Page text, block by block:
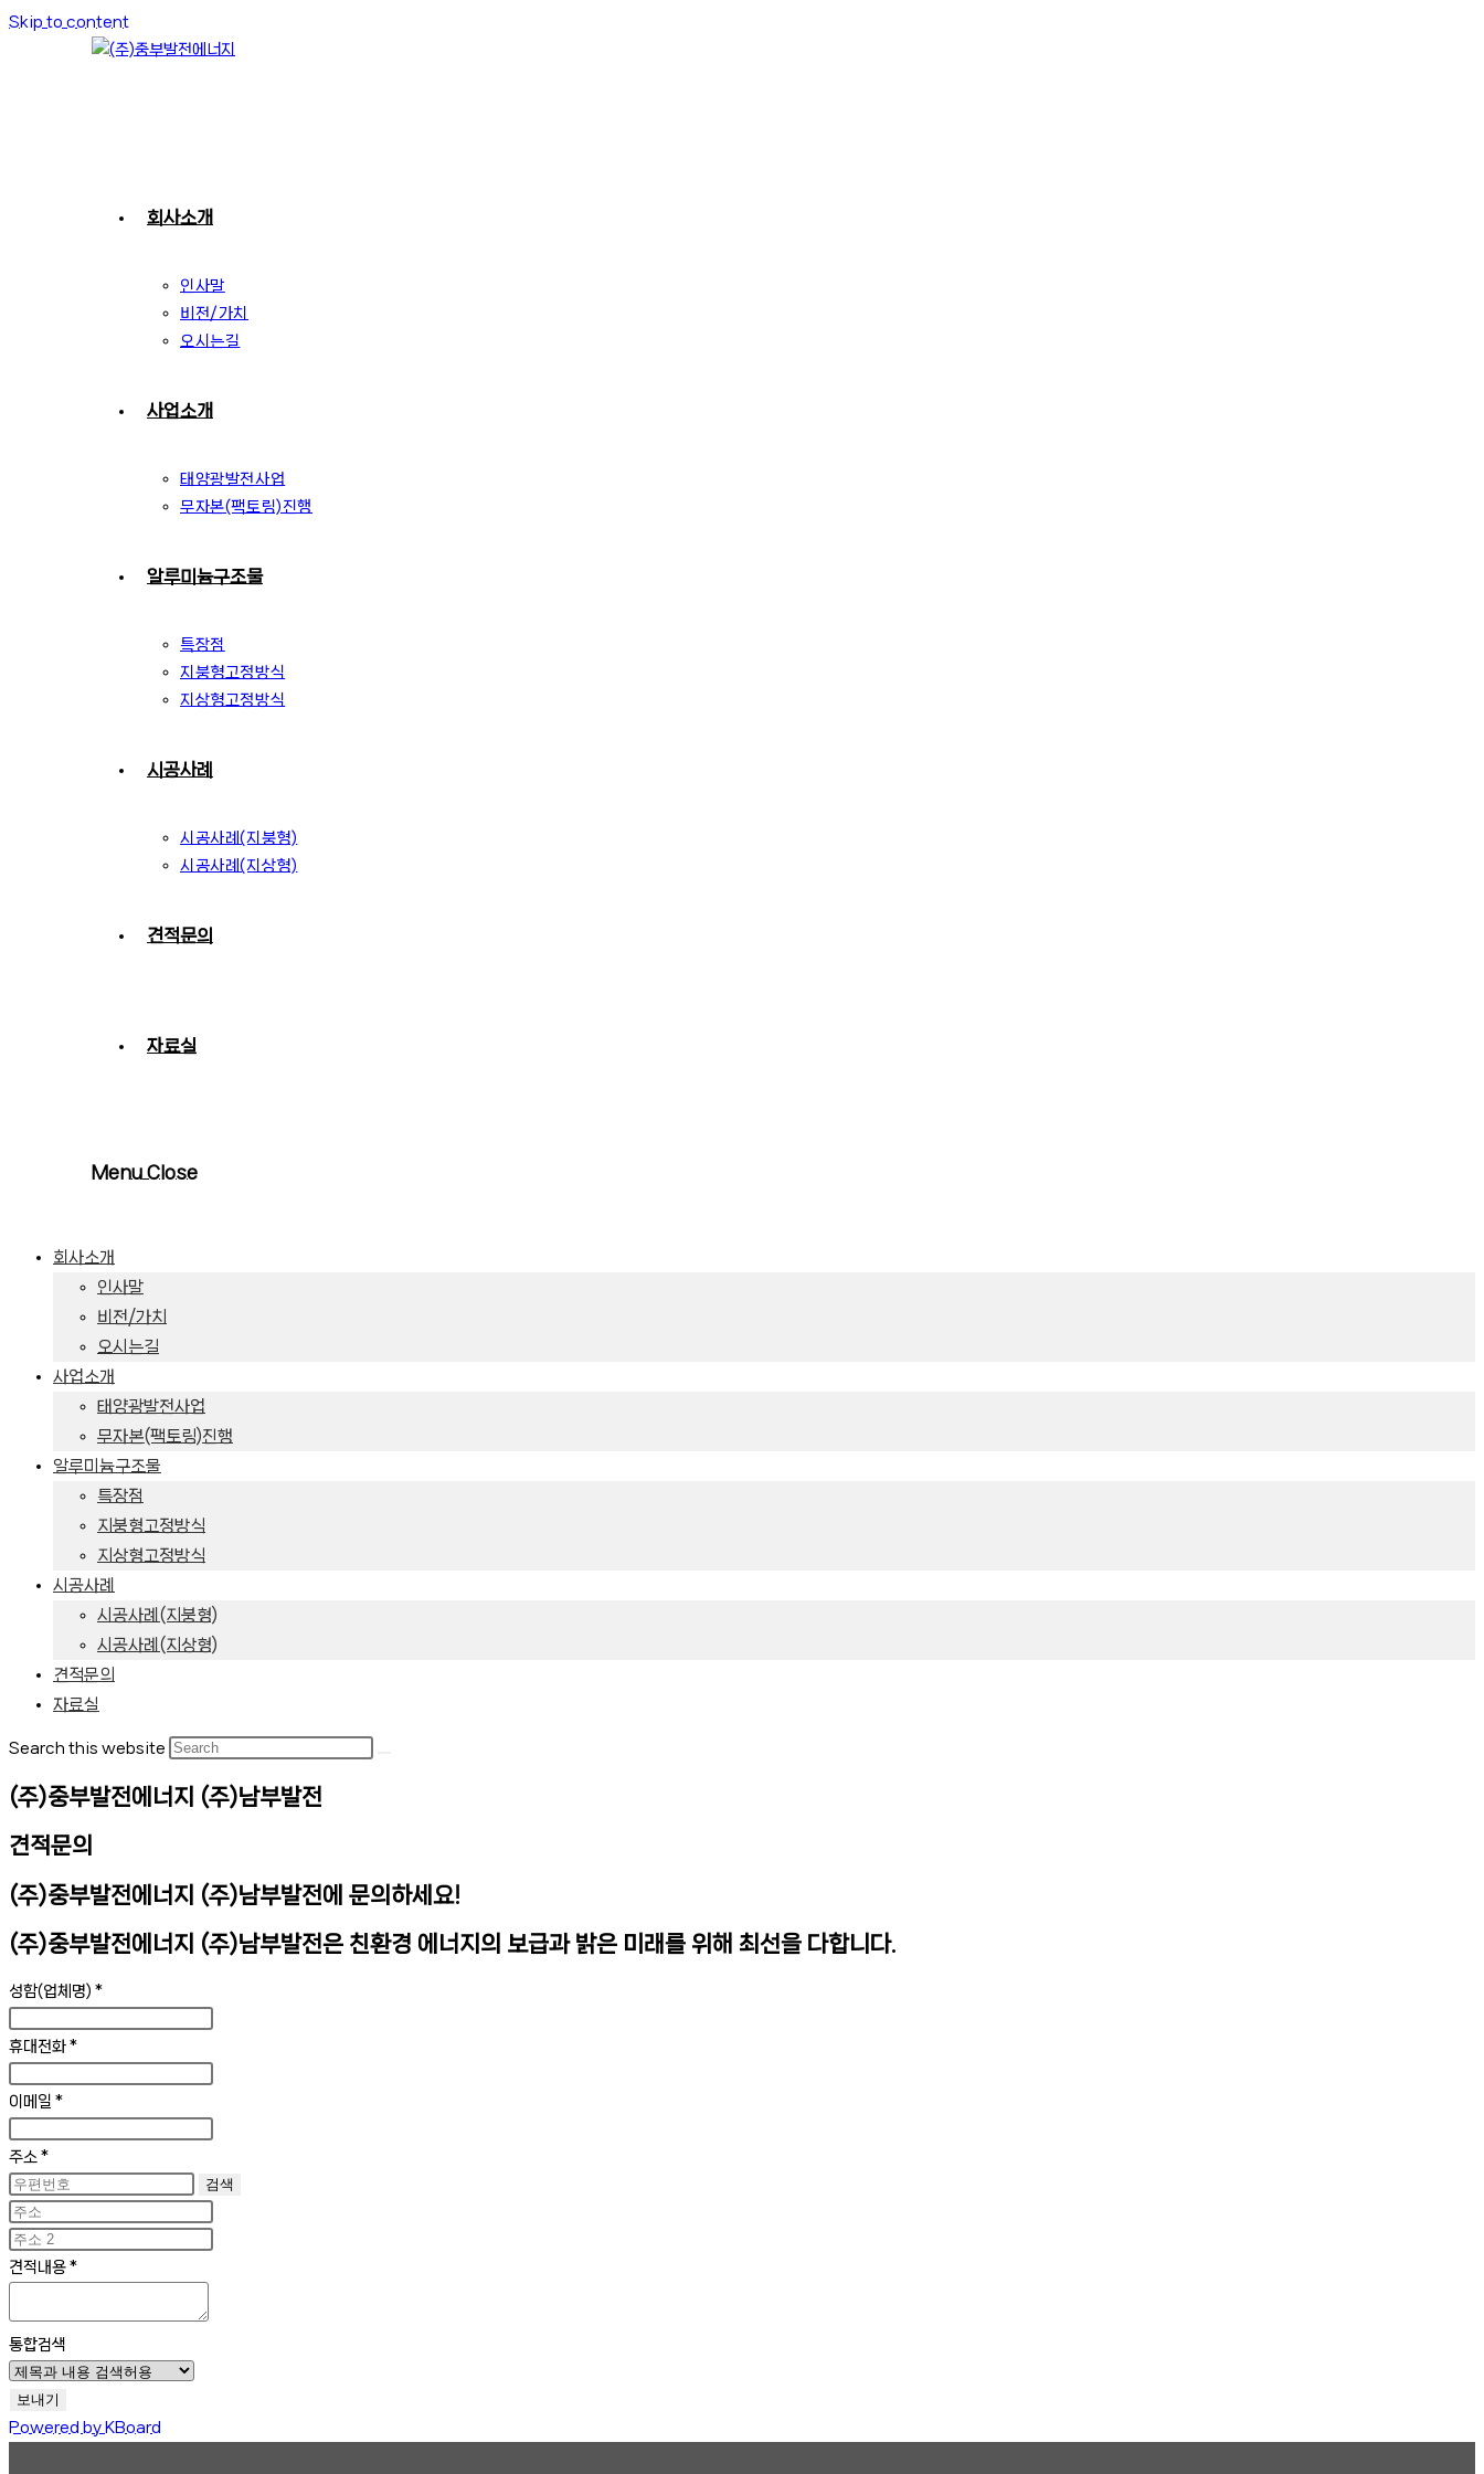
Skip to content
회사소개
인사말
비전/가치
오시는길
사업소개
태양광발전사업
무자본(팩토링)진행
알루미늄구조물
특장점
지붕형고정방식
지상형고정방식
시공사례
시공사례(지붕형)
시공사례(지상형)
견적문의
자료실
Menu Close
회사소개
인사말
비전/가치
오시는길
사업소개
태양광발전사업
무자본(팩토링)진행
알루미늄구조물
특장점
지붕형고정방식
지상형고정방식
시공사례
시공사례(지붕형)
시공사례(지상형)
견적문의
자료실
Search this website
(주)중부발전에너지 (주)남부발전
견적문의
(주)중부발전에너지 (주)남부발전에 문의하세요!
(주)중부발전에너지 (주)남부발전은 친환경 에너지의 보급과 밝은 미래를 위해 최선을 다합니다.
성함(업체명) *
휴대전화*
이메일 *
주소 *
검색
견적내용*
통합검색
보내기
Powered by KBoard